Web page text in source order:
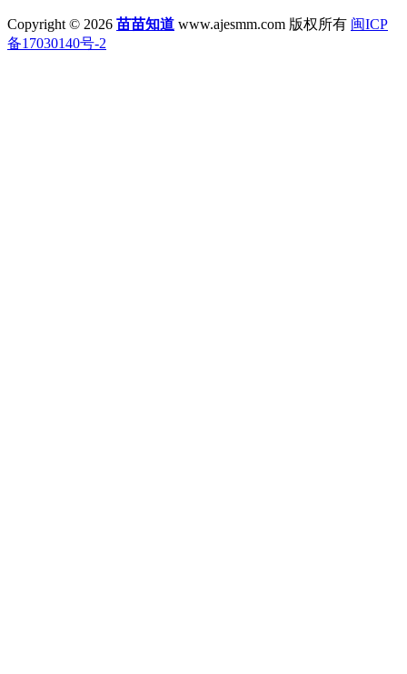
Copyright © 2026 苗苗知道 www.ajesmm.com 版权所有 闽ICP
备17030140号-2